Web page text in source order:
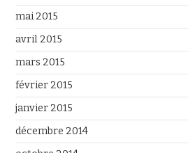
mai 2015
avril 2015
mars 2015
février 2015
janvier 2015
décembre 2014